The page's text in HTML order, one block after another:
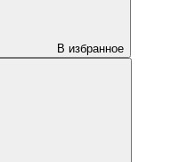
В избранное